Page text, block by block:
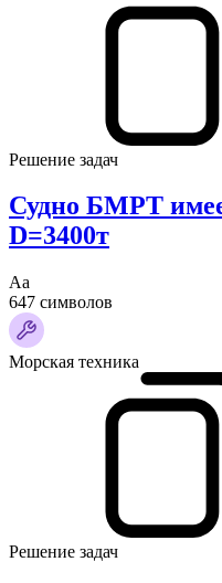
Решение задач
Судно БМРТ
D=3400т
Аа
647 символов
Морская техника
Решение задач